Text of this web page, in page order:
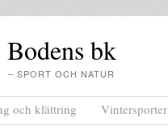
Bodens bk
– SPORT OCH NATUR
och klättring Vintersporter